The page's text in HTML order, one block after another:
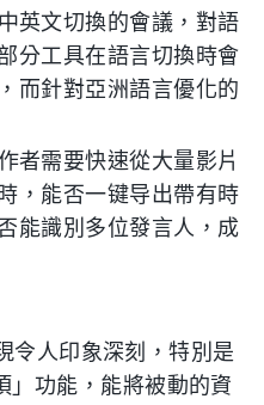
英文切換的會議，對語
分工具在語言切換時會
而針對亞洲語言優化的
者需要快速從大量影片
，能否一键导出帶有時
能識別多位發言人，成
令人印象深刻，特別是
」功能，能將被動的資